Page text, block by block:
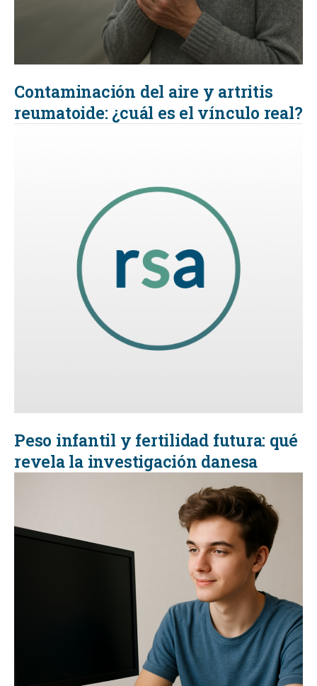
Contaminación del aire y artritis
reumatoide: ¿cuál es el vínculo real?
Peso infantil y fertilidad futura: qué
revela la investigación danesa